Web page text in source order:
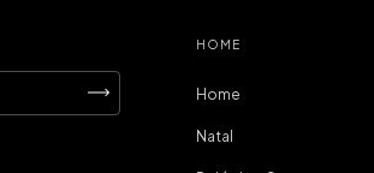
HOME
Home
Natal